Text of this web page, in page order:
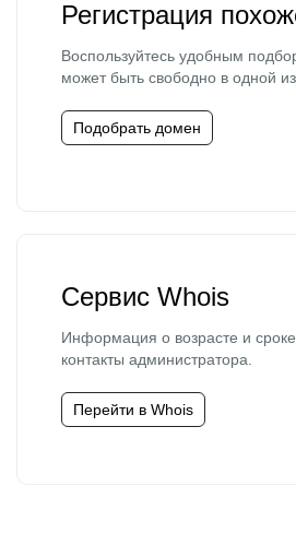
Регистрация
Воспользуйтесь удобным
может быть свободно в одной
Подобрать домен
Сервис Whois
Информация о возрасте и
контакты администратора.
Перейти в Whois